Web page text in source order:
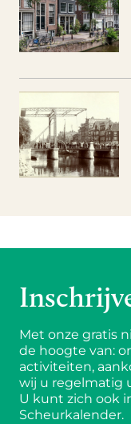
Met onze gratis
de hoogte van:
activiteiten,
wij u regelmatig
U kunt zich ook
Scheurkalender.